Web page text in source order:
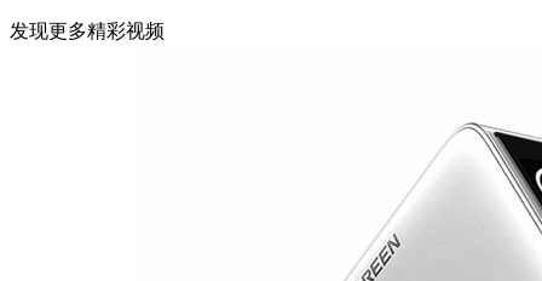
发现更多精彩视频